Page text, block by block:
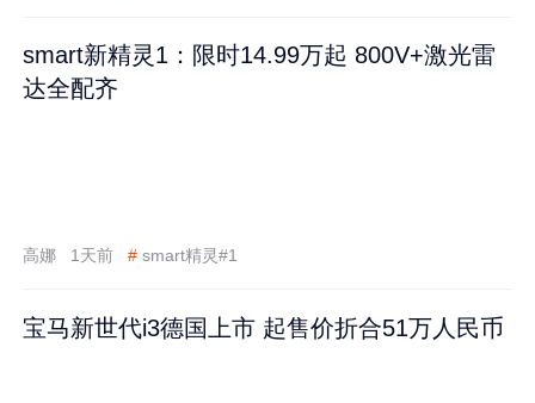
smart新精灵1：限时14.99万起 800V+激光雷
达全配齐
高娜 1天前 # smart精灵#1
宝马新世代i3德国上市 起售价折合51万人民币